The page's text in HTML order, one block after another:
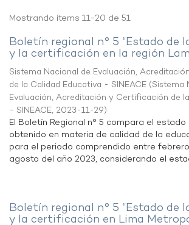
Mostrando ítems 11-20 de 51
Boletín regional n° 5 “Estado de
y la certificación en la región
Sistema Nacional de Evaluación,
de la Calidad Educativa - SINEACE (Sistema
Evaluación, Acreditación y Certificación de
- SINEACE, 2023-11-29)
El Boletín Regional n° 5 compara el
obtenido en materia de calidad de la
para el periodo comprendido entre
agosto del año 2023, considerando el
Boletín regional n° 5 “Estado de
y la certificación en Lima